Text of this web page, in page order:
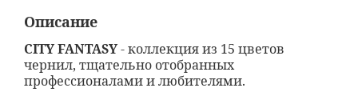
Описание
CITY FANTASY- коллекция из 15 цветов
чернил, тщательно отобранных
профессионалами и любителями.